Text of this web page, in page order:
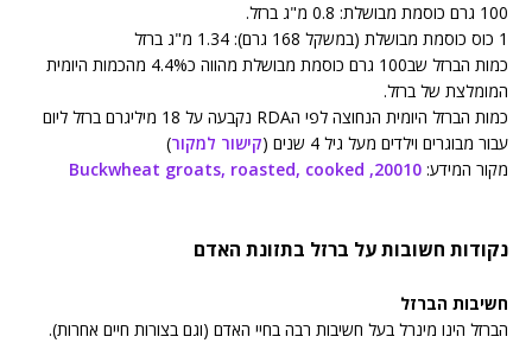
100 גרם כוסמת מבושלת: 0.8 מ"ג ברזל.
1 כוס כוסמת מבושלת (במשקל 168 גרם): 1.34 מ"ג ברזל
כמות הברזל שב100 גרם כוסמת מבושלת מהווה כ4.4% מהכמות היומית
המומלצת של ברזל.
כמות הברזל היומית הנחוצה לפי הRDA נקבעה על 18 מיליגרם ברזל ליום
עבור מבוגרים וילדים מעל גיל 4 שנים (
קישור למקור)
מקור המידע: 20010, Buckwheat groats, roasted, cooked
נקודות חשובות על ברזל בתזונת האדם
חשיבות הברזל
הברזל הינו מינרל בעל חשיבות רבה בחיי האדם (וגם בצורות חיים אחרות).